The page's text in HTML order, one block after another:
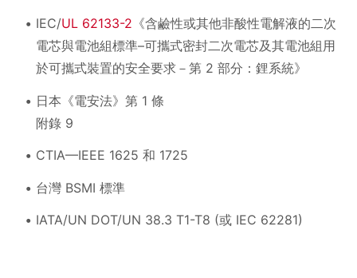
IEC/UL 62133-2 《含鹼性或其他非酸性電解液的二次
電芯與電池組標準–可攜式密封二次電芯及其電池組用
於可攜式裝置的安全要求－第 2 部分：鋰系統》
日本《電安法》第 1 條
附錄 9
CTIA—IEEE 1625 和 1725
台灣 BSMI 標準
IATA/UN DOT/UN 38.3 T1-T8 (或 IEC 62281)